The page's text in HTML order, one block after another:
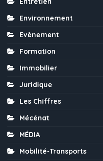
Environnement
Evènement
Formation
Immobilier
Juridique
Les Chiffres
Mécénat
MÉDIA
Mobilité-Transports